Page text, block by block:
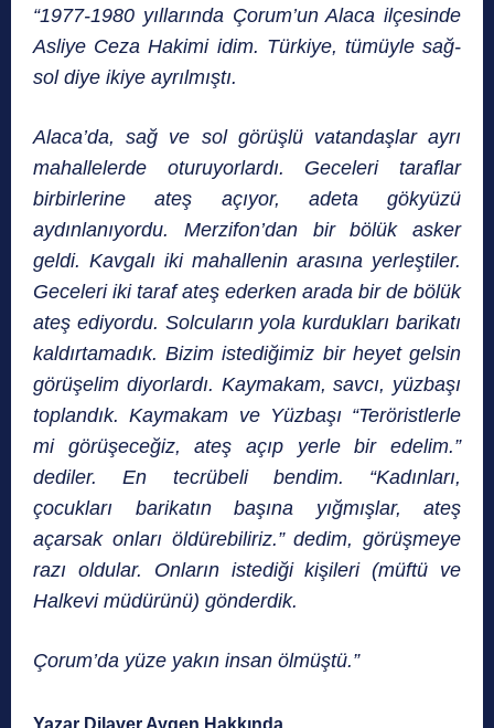
“1977-1980 yıllarında Çorum’un Alaca ilçesinde
Asliye Ceza Hakimi idim. Türkiye, tümüyle sağ-
sol diye ikiye ayrılmıştı.
Alaca’da, sağ ve sol görüşlü vatandaşlar ayrı
mahallelerde oturuyorlardı. Geceleri taraflar
birbirlerine ateş açıyor, adeta gökyüzü
aydınlanıyordu. Merzifon’dan bir bölük asker
geldi. Kavgalı iki mahallenin arasına yerleştiler.
Geceleri iki taraf ateş ederken arada bir de bölük
ateş ediyordu. Solcuların yola kurdukları barikatı
kaldırtamadık. Bizim istediğimiz bir heyet gelsin
görüşelim diyorlardı. Kaymakam, savcı, yüzbaşı
toplandık. Kaymakam ve Yüzbaşı “Teröristlerle
mi görüşeceğiz, ateş açıp yerle bir edelim.”
dediler. En tecrübeli bendim. “Kadınları,
çocukları barikatın başına yığmışlar, ateş
açarsak onları öldürebiliriz.” dedim, görüşmeye
razı oldular. Onların istediği kişileri (müftü ve
Halkevi müdürünü) gönderdik.
Çorum’da yüze yakın insan ölmüştü.”
Yazar Dilaver Aygen Hakkında